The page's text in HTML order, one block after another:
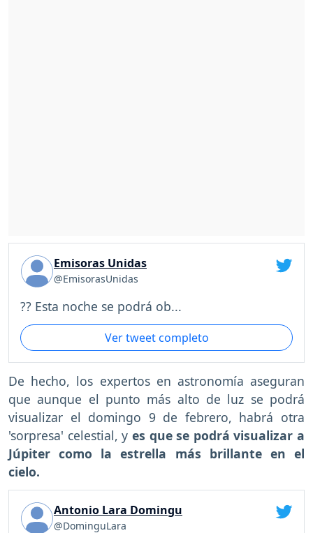
Emisoras Unidas
@EmisorasUnidas
?? Esta noche se podrá ob...
Ver tweet completo
De hecho, los expertos en astronomía aseguran
que aunque el punto más alto de luz se podrá
visualizar el domingo 9 de febrero, habrá otra
'sorpresa' celestial, y es que se podrá visualizar a
Júpiter como la estrella más brillante en el
cielo.
Antonio Lara Domingu
@DominguLara